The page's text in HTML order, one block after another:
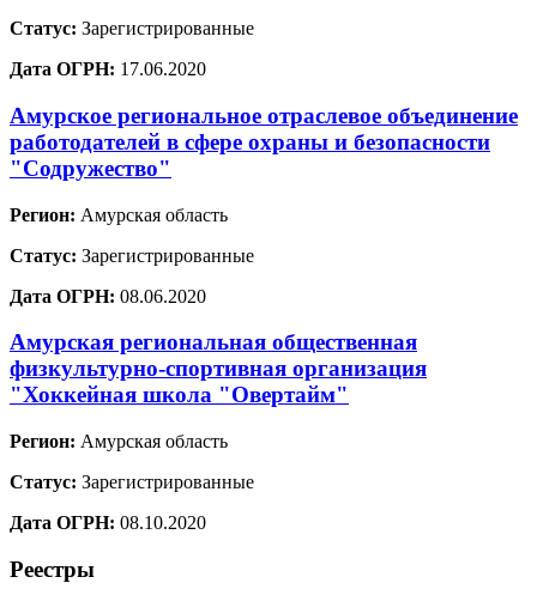
Статус: Зарегистрированные
Дата ОГРН: 17.06.2020
Амурское региональное отраслевое объединение
работодателей в сфере охраны и безопасности
"Содружество"
Регион: Амурская область
Статус: Зарегистрированные
Дата ОГРН: 08.06.2020
Амурская региональная общественная
физкультурно-спортивная организация
"Хоккейная школа "Овертайм"
Регион: Амурская область
Статус: Зарегистрированные
Дата ОГРН: 08.10.2020
Реестры